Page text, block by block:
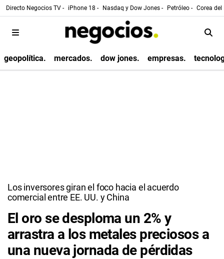
Directo Negocios TV - iPhone 18 - Nasdaq y Dow Jones - Petróleo - Corea
geopolítica. mercados. dow jones. empresas.
Los inversores giran el foco hacia el acuerdo
comercial entre EE. UU. y China
El oro se desploma un 2% y
arrastra a los metales preciosos a
una nueva jornada de pérdidas